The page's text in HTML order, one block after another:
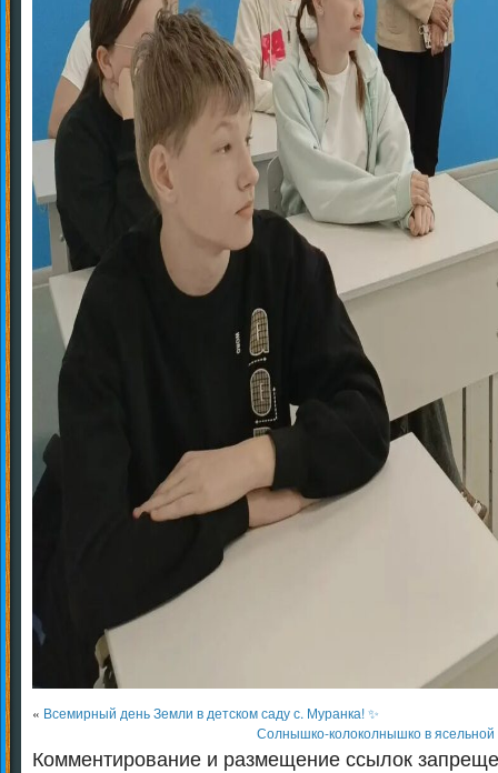
« Всемирный день Земли в детском саду с. Муранка! ✨
Солнышко-колоколнышко в
Комментирование и размещение ссылок